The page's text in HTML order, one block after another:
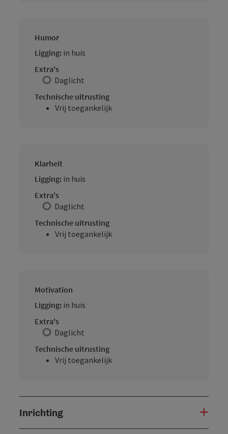
Humor
Ligging: in huis
Extra's
Daglicht
Technische uitrusting
Vrij toegankelijk
Klarheit
Ligging: in huis
Extra's
Daglicht
Technische uitrusting
Vrij toegankelijk
Motivation
Ligging: in huis
Extra's
Daglicht
Technische uitrusting
Vrij toegankelijk
Inrichting